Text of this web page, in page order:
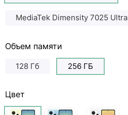
MediaTek Dimensity 7025 Ultra
Объем памяти
128 Гб 256 ГБ
Цвет